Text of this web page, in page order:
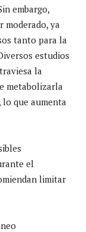
embargo,
moderado, ya
tanto para la
estudios
la
metabolizarla
que aumenta
el
limitar